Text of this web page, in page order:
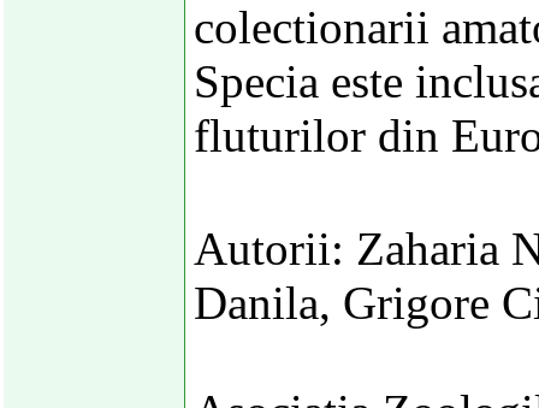
colectionarii
Specia este
fluturilor din
Autorii: Zaharia
Danila, Grigore